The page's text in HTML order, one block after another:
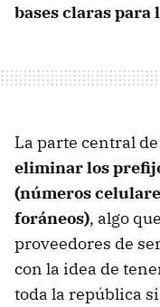
bases claras
La parte central
eliminar los
(números
foráneos), algo
proveedores de
con la idea de
toda la república